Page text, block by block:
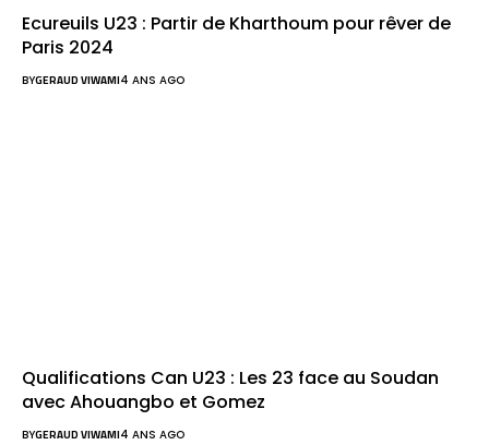
Ecureuils U23 : Partir de Kharthoum pour rêver de
Paris 2024
BYGERAUD VIWAMI4 ANS AGO
Qualifications Can U23 : Les 23 face au Soudan
avec Ahouangbo et Gomez
BYGERAUD VIWAMI4 ANS AGO